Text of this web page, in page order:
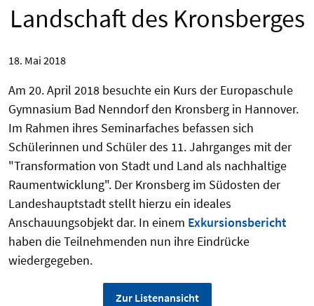
Landschaft des Kronsberges
18. Mai 2018
Am 20. April 2018 besuchte ein Kurs der Europaschule
Gymnasium Bad Nenndorf den Kronsberg in Hannover.
Im Rahmen ihres Seminarfaches befassen sich
Schülerinnen und Schüler des 11. Jahrganges mit der
"Transformation von Stadt und Land als nachhaltige
Raumentwicklung". Der Kronsberg im Südosten der
Landeshauptstadt stellt hierzu ein ideales
Anschauungsobjekt dar. In einem Exkursionsbericht
haben die Teilnehmenden nun ihre Eindrücke
wiedergegeben.
Zur Listenansicht